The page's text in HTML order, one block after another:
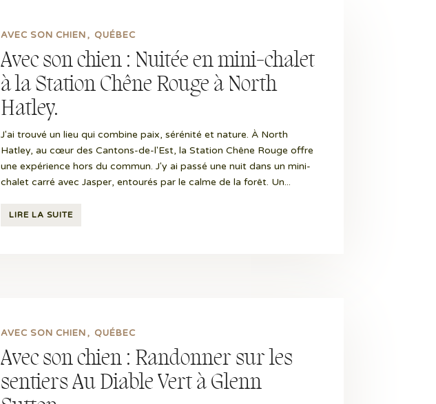
Avec son chien : Nuitée en mini-chalet
à la Station Chêne Rouge à North
Hatley.
AVEC SON CHIEN QUÉBEC
J'ai trouvé un lieu qui combine paix, sérénité et nature. À North
Hatley, au cœur des Cantons-de-l'Est, la Station Chêne Rouge offre
une expérience hors du commun. J'y ai passé une nuit dans un mini-
chalet carré avec Jasper, entourés par le calme de la forêt. Un...
LIRE LA SUITE
Avec son chien : Randonner sur les
sentiers Au Diable Vert à Glenn
AVEC SON CHIEN QUÉBEC